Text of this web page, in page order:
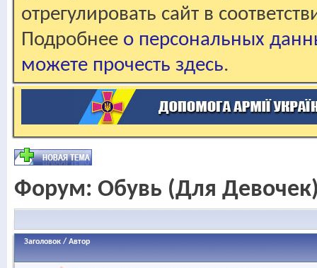
отрегулировать сайт в
Подробнее о персональных
можете прочесть здесь.
Форум: Обувь (Для
Заголовок / Автор